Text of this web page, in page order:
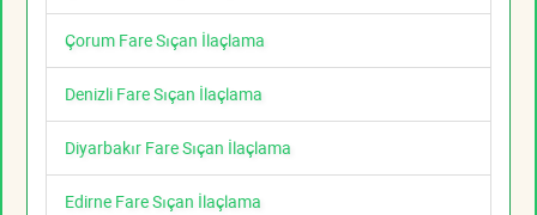
Çorum Fare Sıçan İlaçlama
Denizli Fare Sıçan İlaçlama
Diyarbakır Fare Sıçan İlaçlama
Edirne Fare Sıçan İlaçlama